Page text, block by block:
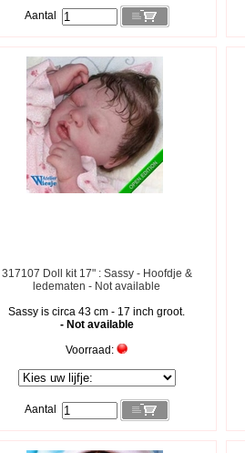
Aantal
317107 Doll kit 17" : Sassy - Hoofdje &
ledematen - Not available
Sassy is circa 43 cm - 17 inch groot.
- Not available
Voorraad:
Aantal